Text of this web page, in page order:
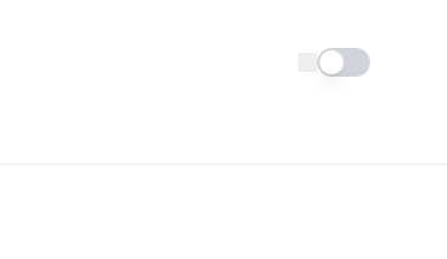
Schimba tema